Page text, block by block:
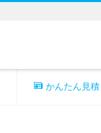
かんたん見積